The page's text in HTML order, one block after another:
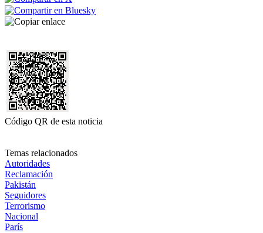
Código QR de esta noticia
Temas relacionados
Autoridades
Reclamación
Pakistán
Seguidores
Terrorismo
Nacional
París